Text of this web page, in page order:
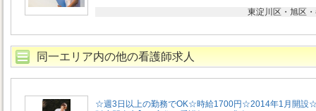
東淀川区・旭区
同一エリア内の他の看護師求人
☆週3日以上の勤務でOK☆時給1700円☆2014年1月開設